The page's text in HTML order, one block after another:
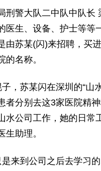
刑警大队二中队中队长
医生、设备、护士等等
由苏某(闪)来招聘，买
的名称。
，苏某闪在深圳的“山
者分别去这3家医院精
水公司工作，她的日常
生助理。
来到公司之后去学习